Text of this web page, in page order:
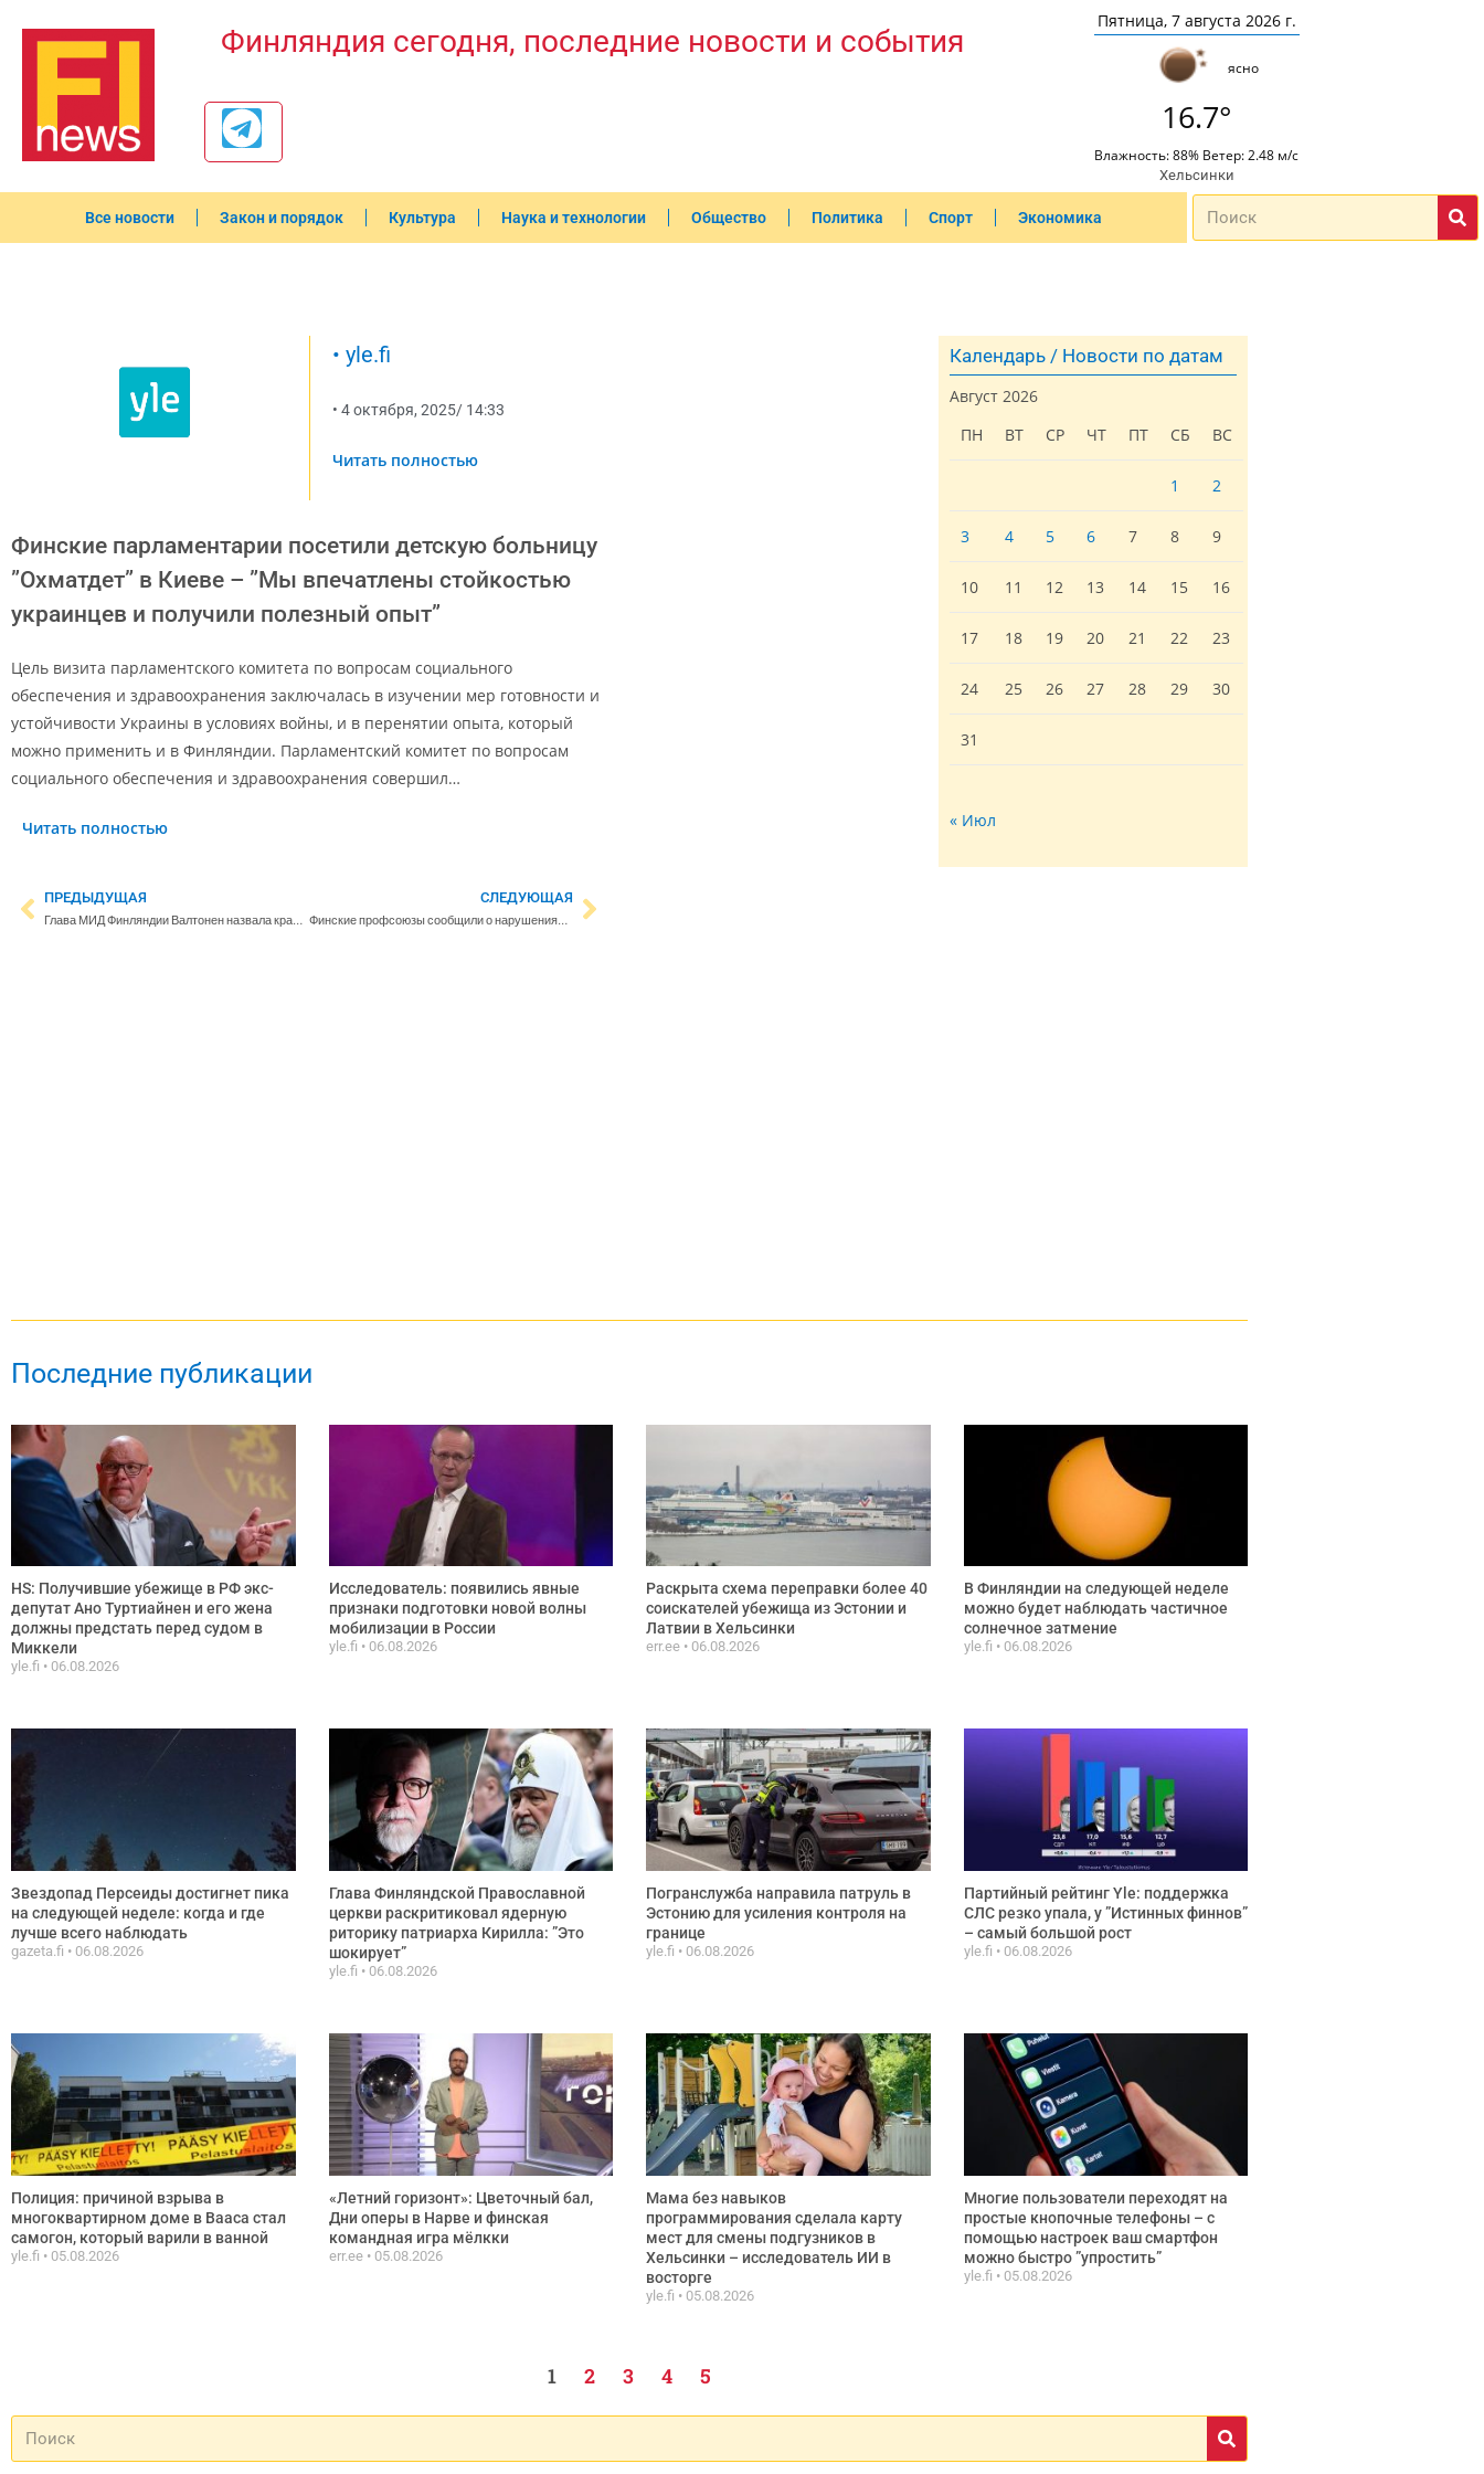
Финляндия сегодня, последние новости и события
Пятница, 7 августа 2026 г.
ясно
16.7°
Влажность: 88% Ветер: 2.48 м/с
Хельсинки
Все новости Закон и порядок Культура Наука и технологии Общество Политика Спорт Экономика
• yle.fi
• 4 октября, 2025/ 14:33
Читать полностью
Финские парламентарии посетили детскую больницу
”Охматдет” в Киеве – ”Мы впечатлены стойкостью
украинцев и получили полезный опыт”
Цель визита парламентского комитета по вопросам социального
обеспечения и здравоохранения заключалась в изучении мер готовности и
устойчивости Украины в условиях войны, и в перенятии опыта, который
можно применить и в Финляндии. Парламентский комитет по вопросам
социального обеспечения и здравоохранения совершил…
Читать полностью
ПРЕДЫДУЩАЯ
Глава МИД Финляндии Валтонен назвала крайне позитивным заявление ХАМАС о готовности следовать мирному плану
СЛЕДУЮЩАЯ
Финские профсоюзы сообщили о нарушениях в оплате труда украинцев со стороны эстонских фирм
Календарь / Новости по датам
Август 2026
ПН
ВТ СР ЧТ ПТ СБ ВС
1 2
3 4 5 6 7 8 9
10 11 12 13 14 15 16
17 18 19 20 21 22 23
24 25 26 27 28 29 30
31
« Июл
Последние публикации
HS: Получившие убежище в РФ экс-
депутат Ано Туртиайнен и его жена
должны предстать перед судом в
Миккели
yle.fi 06.08.2026
Исследователь: появились явные
признаки подготовки новой волны
мобилизации в России
yle.fi 06.08.2026
Раскрыта схема переправки более 40
соискателей убежища из Эстонии и
Латвии в Хельсинки
err.ee 06.08.2026
В Финляндии на следующей неделе
можно будет наблюдать частичное
солнечное затмение
yle.fi 06.08.2026
Звездопад Персеиды достигнет пика
на следующей неделе: когда и где
лучше всего наблюдать
gazeta.fi 06.08.2026
Глава Финляндской Православной
церкви раскритиковал ядерную
риторику патриарха Кирилла: ”Это
шокирует”
yle.fi 06.08.2026
Погранслужба направила патруль в
Эстонию для усиления контроля на
границе
yle.fi 06.08.2026
Партийный рейтинг Yle: поддержка
СЛС резко упала, у ”Истинных финнов”
– самый большой рост
yle.fi 06.08.2026
Полиция: причиной взрыва в
многоквартирном доме в Вааса стал
самогон, который варили в ванной
yle.fi 05.08.2026
«Летний горизонт»: Цветочный бал,
Дни оперы в Нарве и финская
командная игра мёлкки
err.ee 05.08.2026
Мама без навыков
программирования сделала карту
мест для смены подгузников в
Хельсинки – исследователь ИИ в
восторге
yle.fi 05.08.2026
Многие пользователи переходят на
простые кнопочные телефоны – с
помощью настроек ваш смартфон
можно быстро ”упростить”
yle.fi 05.08.2026
1 2 3 4 5